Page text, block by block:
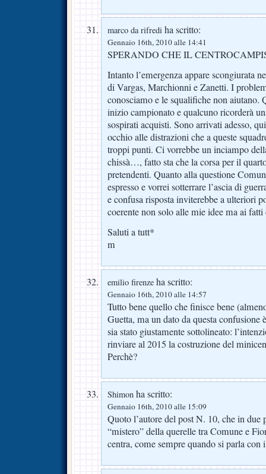
marco da rifredi ha scritto:
Gennaio 16th, 2010 alle 14:41
SPERANDO CHE IL
Intanto l’emergenza appare scongiurata
di Vargas, Marchionni e Zanetti. I
conosciamo e le squalifiche non aiutano.
inizio campionato e qualcuno ricorderà
sospirati acquisti. Sono arrivati adesso,
occhio alle distrazioni che a queste
troppi punti. Ci vorrebbe un inciampo
chissà…, fatto sta che la corsa per il
pretendenti. Quanto alla questione
espresso e vorrei sotterrare l’ascia di
e confusa risposta inviterebbe a ulteriori
coerente non solo alle mie idee ma ai
Saluti a tutt*
m
emilio firenze ha scritto:
Gennaio 16th, 2010 alle 14:57
Tutto bene quello che finisce bene
Guetta, ma un dato da questa confusione
sia stato giustamente sottolineato:
rinviare al 2015 la costruzione del
Perchè?
Shimon ha scritto:
Gennaio 16th, 2010 alle 15:09
Quoto l’autore del post N. 10, che in due
“mistero” della querelle tra Comune e
centra, come sempre quando si parla